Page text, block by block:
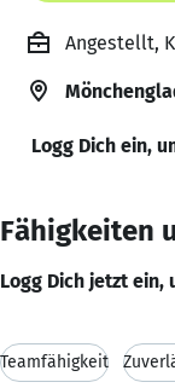
Angestellt,
Logg Dich ein,
Fähigkeiten
Logg Dich jetzt ein,
Teamfähigkeit